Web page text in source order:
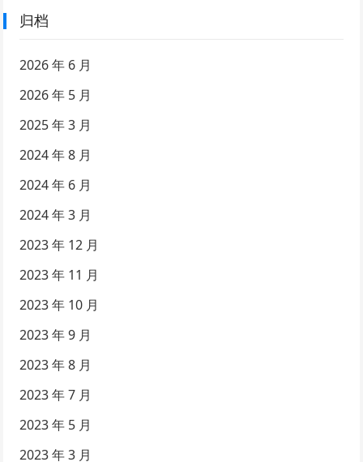
归档
2026 年 6 月
2026 年 5 月
2025 年 3 月
2024 年 8 月
2024 年 6 月
2024 年 3 月
2023 年 12 月
2023 年 11 月
2023 年 10 月
2023 年 9 月
2023 年 8 月
2023 年 7 月
2023 年 5 月
2023 年 3 月